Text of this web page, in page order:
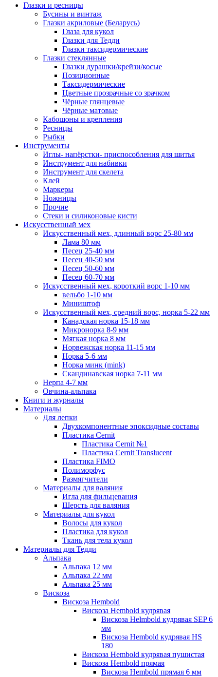
Глазки и ресницы
Бусины и винтаж
Глазки акриловые (Беларусь)
Глаза для кукол
Глазки для Тедди
Глазки таксидермические
Глазки стеклянные
Глазки дурашки/крейзи/косые
Позиционные
Таксидермические
Цветные прозрачные со зрачком
Чёрные глянцевые
Чёрные матовые
Кабошоны и крепления
Ресницы
Рыбки
Инструменты
Иглы- напёрстки- приспособления для шитья
Инструмент для набивки
Инструмент для скелета
Клей
Маркеры
Ножницы
Прочие
Стеки и силиконовые кисти
Искусственный мех
Искусственный мех, длинный ворс 25-80 мм
Лама 80 мм
Песец 25-40 мм
Песец 40-50 мм
Песец 50-60 мм
Песец 60-70 мм
Искусственный мех, короткий ворс 1-10 мм
вельбо 1-10 мм
Миништоф
Искусственный мех, средний ворс, норка 5-22 мм
Канадская норка 15-18 мм
Микронорка 8-9 мм
Мягкая норка 8 мм
Норвежская норка 11-15 мм
Норка 5-6 мм
Норка минк (mink)
Скандинавская норка 7-11 мм
Нерпа 4-7 мм
Овчина-альпака
Книги и журналы
Материалы
Для лепки
Двухкомпонентные эпоксидные составы
Пластика Cernit
Пластика Cernit №1
Пластика Cernit Translucent
Пластика FIMO
Полиморфус
Размягчители
Материалы для валяния
Игла для фильцевания
Шерсть для валяния
Материалы для кукол
Волосы для кукол
Пластика для кукол
Ткань для тела кукол
Материалы для Тедди
Альпака
Альпака 12 мм
Альпака 22 мм
Альпака 25 мм
Вискоза
Вискоза Hembold
Вискоза Hembold кудрявая
Вискоза Helmbold кудрявая SEP 6
мм
Вискоза Hembold кудрявая HS
180
Вискоза Hembold кудрявая пушистая
Вискоза Hembold прямая
Вискоза Hembold прямая 6 мм